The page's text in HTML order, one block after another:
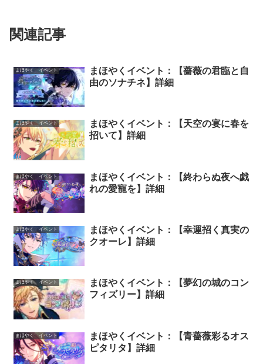
関連記事
まほやく イベント
まほやくイベント：【薔薇の君臨と自
由のソナチネ】詳細
まほやく イベント
まほやくイベント：【天空の宴に春を
招いて】詳細
まほやく イベント
まほやくイベント：【終わらぬ夜へ戯
れの愛寵を】詳細
まほやく イベント
まほやくイベント：【幸運招く真実の
クオーレ】詳細
まほやく イベント
まほやくイベント：【夢幻の城のコン
フィズリー】詳細
まほやく イベント
まほやくイベント：【青薔薇彩るオス
ピタリタ】詳細